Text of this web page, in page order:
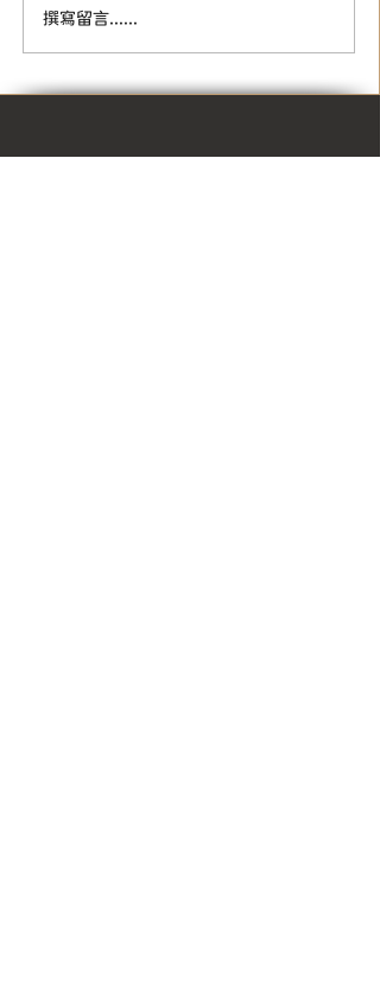
名，即日起至 114年5月5日
止，歡迎有志於華語教學的您
加入我們！ 壹、 應聘條件 ：
撰寫留言......